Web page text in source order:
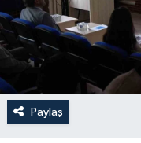
Paylaş